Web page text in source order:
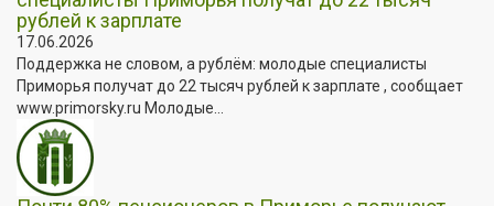
рублей к зарплате
17.06.2026
Поддержка не словом, а рублём: молодые специалисты
Приморья получат до 22 тысяч рублей к зарплате , сообщает
www.primorsky.ru Молодые...